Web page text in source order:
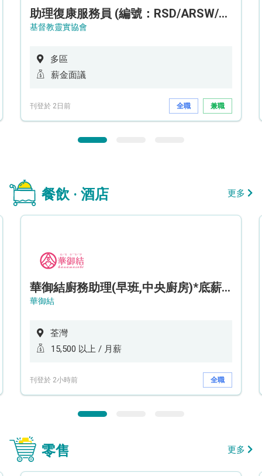
助理復康服務員 (編號：RSD/ARSW/CTE)
基督教靈實協會
多區
薪金面議
刊登於 2日前 全職 兼職
餐飲 · 酒店 更多
華御結廚務助理(早班,中央廚房)*底薪可達$15.5k* (5天工作週)
華御結
荃灣
15,500 以上 / 月薪
刊登於 2小時前 全職
零售 更多